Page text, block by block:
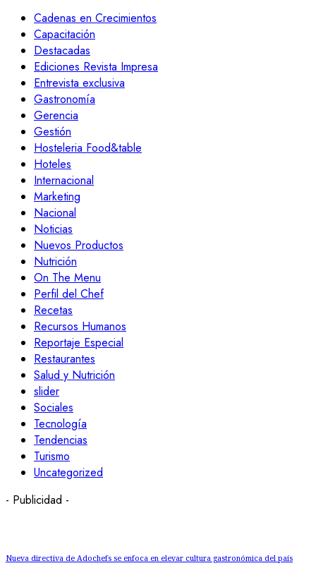
Cadenas en Crecimientos
Capacitación
Destacadas
Ediciones Revista Impresa
Entrevista exclusiva
Gastronomía
Gerencia
Gestión
Hosteleria Food&table
Hoteles
Internacional
Marketing
Nacional
Noticias
Nuevos Productos
Nutrición
On The Menu
Perfil del Chef
Recetas
Recursos Humanos
Reportaje Especial
Restaurantes
Salud y Nutrición
slider
Sociales
Tecnología
Tendencias
Turismo
Uncategorized
- Publicidad -
Nueva directiva de Adochefs se enfoca en elevar cultura gastronómica del país